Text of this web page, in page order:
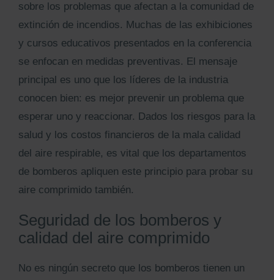
sobre los problemas que afectan a la comunidad de
extinción de incendios. Muchas de las exhibiciones
y cursos educativos presentados en la conferencia
se enfocan en medidas preventivas. El mensaje
principal es uno que los líderes de la industria
conocen bien: es mejor prevenir un problema que
esperar uno y reaccionar. Dados los riesgos para la
salud y los costos financieros de la mala calidad
del aire respirable, es vital que los departamentos
de bomberos apliquen este principio para probar su
aire comprimido también.
Seguridad de los bomberos y
calidad del aire comprimido
No es ningún secreto que los bomberos tienen un